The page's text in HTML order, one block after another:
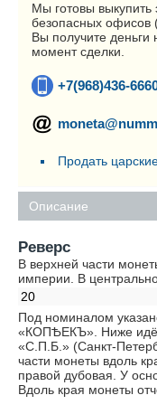
Мы готовы
безопасных офисов
Вы получите деньги
момент сделки.
+7(968)436-
Продать
Описание
Реверс
В верхней части
империи. В
20
Под номиналом
«КОПѢЕКЪ». Ниже
«С.П.Б.» (Санкт-
части монеты вдоль
правой дубовая. У
Вдоль края монеты